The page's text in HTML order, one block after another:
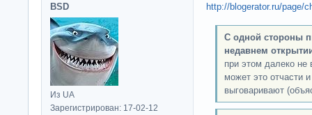
BSD
Из UA
Зарегистрирован: 17-02-12
http://blogerator.ru/page/
С одной стороны
недавнем
при этом далеко
может это отчасти
выговаривают